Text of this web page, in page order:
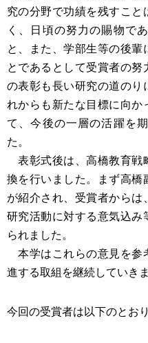
究の分野で功績を残すこ
く、日頃の努力の賜物で
と、また、学部生等の後
とであるとして受賞者の
の表彰も長い研究の道のり
れからも新たな目標に向か
て、今後の一層の活躍を
た。
表彰式後は、高橋教育戦
換を行いました。まず高
が紹介され、受賞者から
研究活動に対する意気込
られました。
本学はこれらの意見を参
進する取組を継続していきま
今回の受賞者は以下のとおり